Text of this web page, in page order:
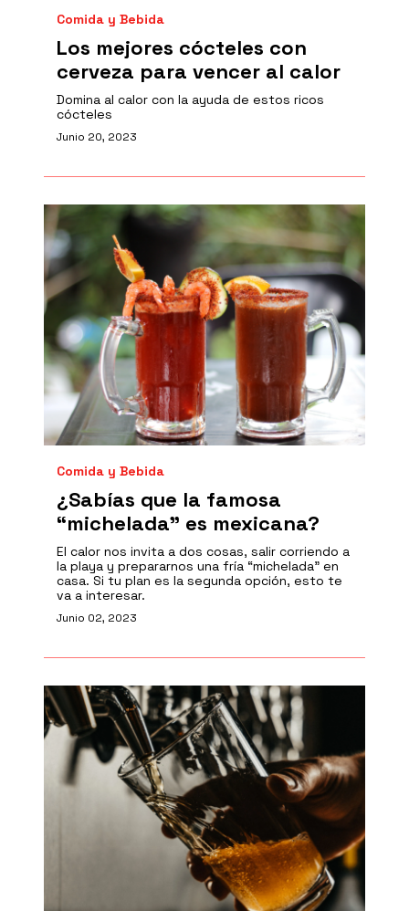
Comida y Bebida
Los mejores cócteles con
cerveza para vencer al calor
Domina al calor con la ayuda de estos ricos
cócteles
Junio 20, 2023
Comida y Bebida
¿Sabías que la famosa
“michelada” es mexicana?
El calor nos invita a dos cosas, salir corriendo a
la playa y prepararnos una fría “michelada” en
casa. Si tu plan es la segunda opción, esto te
va a interesar.
Junio 02, 2023